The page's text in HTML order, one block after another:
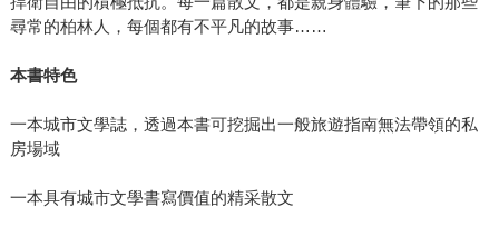
尋常的柏林人，每個都有不平凡的故事……
本書特色
一本城市文學誌，透過本書可挖掘出一般旅遊指南無法帶領的私
房場域
一本具有城市文學書寫價值的精采散文